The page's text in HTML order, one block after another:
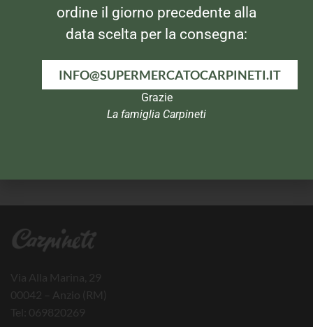
Via Alla Marina, 29
00042 – Anzio (RM)
Tel: 069820269
ordine il giorno precedente alla
data scelta per la consegna:
INFO@SUPERMERCATOCARPINETI.IT
Grazie
La famiglia Carpineti